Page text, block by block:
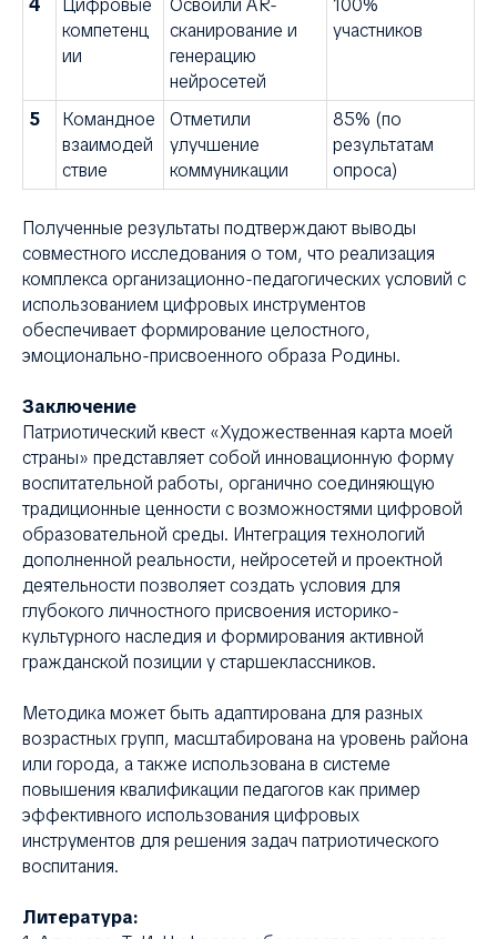
4
Цифровые
компетенц
ии
Освоили AR-
сканирование и
генерацию
нейросетей
100%
участников
5
Командное
взаимодей
ствие
Отметили
улучшение
коммуникации
85% (по
результатам
опроса)
Полученные результаты подтверждают выводы
совместного исследования о том, что реализация
комплекса организационно-педагогических условий с
использованием цифровых инструментов
обеспечивает формирование целостного,
эмоционально-присвоенного образа Родины.
Заключение
Патриотический квест «Художественная карта моей
страны» представляет собой инновационную форму
воспитательной работы, органично соединяющую
традиционные ценности с возможностями цифровой
образовательной среды. Интеграция технологий
дополненной реальности, нейросетей и проектной
деятельности позволяет создать условия для
глубокого личностного присвоения историко-
культурного наследия и формирования активной
гражданской позиции у старшеклассников.
Методика может быть адаптирована для разных
возрастных групп, масштабирована на уровень района
или города, а также использована в системе
повышения квалификации педагогов как пример
эффективного использования цифровых
инструментов для решения задач патриотического
воспитания.
Литература: